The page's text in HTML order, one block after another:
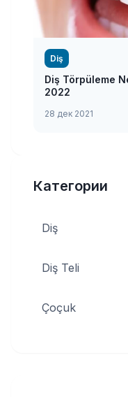
Diş
Diş Törpüleme
2022
28 дек 2021
Категории
Diş
Diş Teli
Çoçuk